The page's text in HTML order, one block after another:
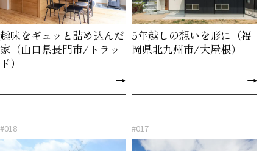
趣味をギュッと詰め込んだ
家（山口県長門市/トラッ
ド）
→
5年越しの想いを形に（福
岡県北九州市/大屋根）
→
#018 #017